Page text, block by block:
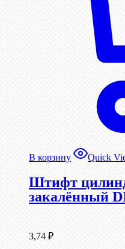
В корзину Quick
Штифт
закалённый
3,74 ₽